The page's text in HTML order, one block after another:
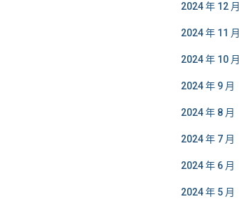
2024 年 12 月
2024 年 11 月
2024 年 10 月
2024 年 9 月
2024 年 8 月
2024 年 7 月
2024 年 6 月
2024 年 5 月